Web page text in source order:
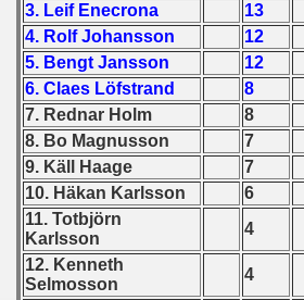
3. Leif Enecrona
13
4. Rolf Johansson
12
5. Bengt Jansson
12
6. Claes Löfstrand
8
7. Rednar Holm
8
8. Bo Magnusson
7
9. Käll Haage
7
10. Häkan Karlsson
6
11. Totbjörn
Karlsson
4
12. Kenneth
Selmosson
4
Qualifications - 1972
Qualifications) - 1972
- 1972
- 1972
Qualifications) - 1972
Round) - 1972